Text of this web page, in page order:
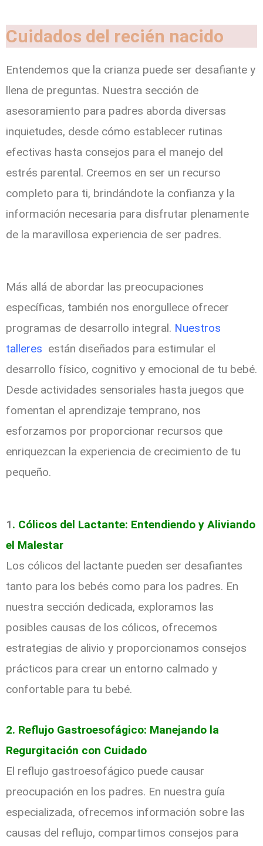
Cuidados del recién nacido
Entendemos que la crianza puede ser desafiante y
llena de preguntas. Nuestra sección de
asesoramiento para padres aborda diversas
inquietudes, desde cómo establecer rutinas
efectivas hasta consejos para el manejo del
estrés parental. Creemos en ser un recurso
completo para ti, brindándote la confianza y la
información necesaria para disfrutar plenamente
de la maravillosa experiencia de ser padres.
Más allá de abordar las preocupaciones
específicas, también nos enorgullece ofrecer
programas de desarrollo integral. Nuestros
talleres están diseñados para estimular el
desarrollo físico, cognitivo y emocional de tu bebé.
Desde actividades sensoriales hasta juegos que
fomentan el aprendizaje temprano, nos
esforzamos por proporcionar recursos que
enriquezcan la experiencia de crecimiento de tu
pequeño.
1. Cólicos del Lactante: Entendiendo y Aliviando
el Malestar
Los cólicos del lactante pueden ser desafiantes
tanto para los bebés como para los padres. En
nuestra sección dedicada, exploramos las
posibles causas de los cólicos, ofrecemos
estrategias de alivio y proporcionamos consejos
prácticos para crear un entorno calmado y
confortable para tu bebé.
2. Reflujo Gastroesofágico: Manejando la
Regurgitación con Cuidado
El reflujo gastroesofágico puede causar
preocupación en los padres. En nuestra guía
especializada, ofrecemos información sobre las
causas del reflujo, compartimos consejos para